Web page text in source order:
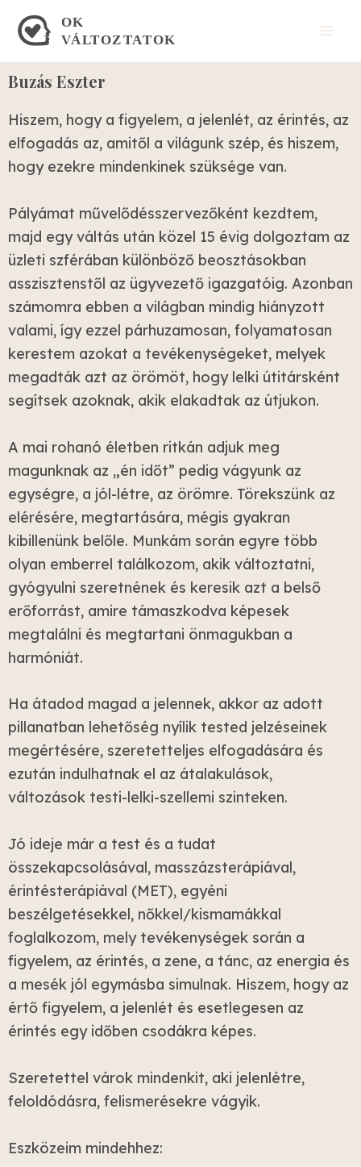
Buzás Eszter
Hiszem, hogy a figyelem, a jelenlét, az érintés, az
elfogadás az, amitől a világunk szép, és hiszem,
hogy ezekre mindenkinek szüksége van.
Pályámat művelődésszervezőként kezdtem,
majd egy váltás után közel 15 évig dolgoztam az
üzleti szférában különböző beosztásokban
asszisztenstől az ügyvezető igazgatóig. Azonban
számomra ebben a világban mindig hiányzott
valami, így ezzel párhuzamosan, folyamatosan
kerestem azokat a tevékenységeket, melyek
megadták azt az örömöt, hogy lelki útitársként
segítsek azoknak, akik elakadtak az útjukon.
A mai rohanó életben ritkán adjuk meg
magunknak az „én időt” pedig vágyunk az
egységre, a jól-létre, az örömre. Törekszünk az
elérésére, megtartására, mégis gyakran
kibillenünk belőle. Munkám során egyre több
olyan emberrel találkozom, akik változtatni,
gyógyulni szeretnének és keresik azt a belső
erőforrást, amire támaszkodva képesek
megtalálni és megtartani önmagukban a
harmóniát.
Ha átadod magad a jelennek, akkor az adott
pillanatban lehetőség nyílik tested jelzéseinek
megértésére, szeretetteljes elfogadására és
ezután indulhatnak el az átalakulások,
változások testi-lelki-szellemi szinteken.
Jó ideje már a test és a tudat
összekapcsolásával, masszázsterápiával,
érintésterápiával (MET), egyéni
beszélgetésekkel, nőkkel/kismamákkal
foglalkozom, mely tevékenységek során a
figyelem, az érintés, a zene, a tánc, az energia és
a mesék jól egymásba simulnak. Hiszem, hogy az
értő figyelem, a jelenlét és esetlegesen az
érintés egy időben csodákra képes.
Szeretettel várok mindenkit, aki jelenlétre,
feloldódásra, felismerésekre vágyik.
Eszközeim mindehhez: